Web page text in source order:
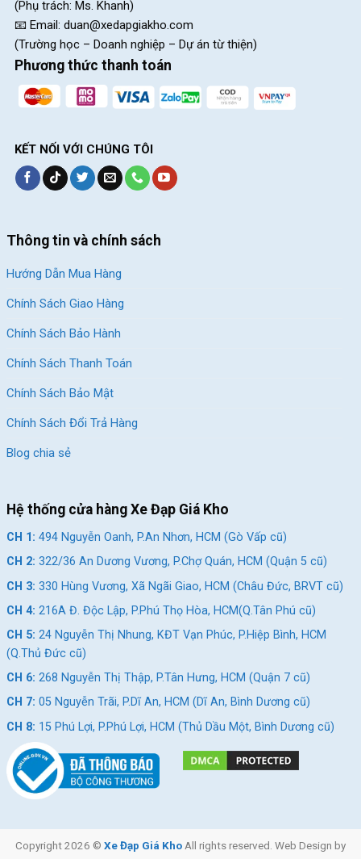
(Phụ trách: Ms. Khanh)
📧 Email: duan@xedapgiakho.com
(Trường học – Doanh nghiệp – Dự án từ thiện)
Phương thức thanh toán
KẾT NỐI VỚI CHÚNG TÔI
Thông tin và chính sách
Hướng Dẫn Mua Hàng
Chính Sách Giao Hàng
Chính Sách Bảo Hành
Chính Sách Thanh Toán
Chính Sách Bảo Mật
Chính Sách Đổi Trả Hàng
Blog chia sẻ
Hệ thống cửa hàng Xe Đạp Giá Kho
CH 1: 494 Nguyễn Oanh, P.An Nhơn, HCM (Gò Vấp cũ)
CH 2: 322/36 An Dương Vương, P.Chợ Quán, HCM (Quận 5 cũ)
CH 3: 330 Hùng Vương, Xã Ngãi Giao, HCM (Châu Đức, BRVT cũ)
CH 4: 216A Đ. Độc Lập, P.Phú Thọ Hòa, HCM(Q.Tân Phú cũ)
CH 5: 24 Nguyễn Thị Nhung, KĐT Vạn Phúc, P.Hiệp Bình, HCM
(Q.Thủ Đức cũ)
CH 6: 268 Nguyễn Thị Thập, P.Tân Hưng, HCM (Quận 7 cũ)
CH 7: 05 Nguyễn Trãi, P.Dĩ An, HCM (Dĩ An, Bình Dương cũ)
CH 8: 15 Phú Lợi, P.Phú Lợi, HCM (Thủ Dầu Một, Bình Dương cũ)
Copyright 2026 © Xe Đạp Giá Kho All rights reserved. Web Design by